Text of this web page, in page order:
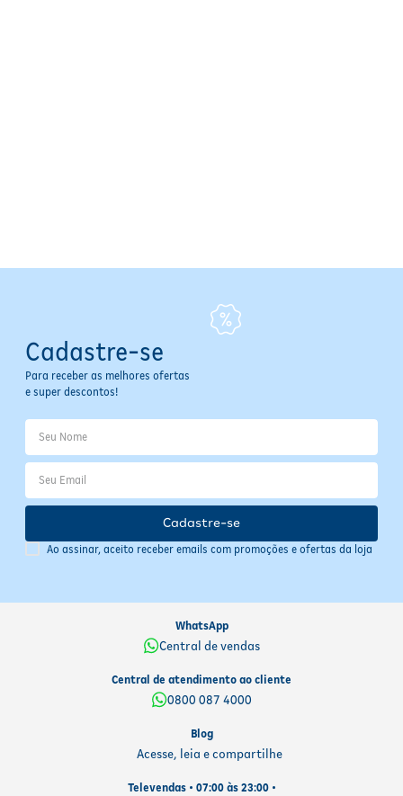
Cadastre-se
Para receber as melhores ofertas
e super descontos!
Ao assinar, aceito receber emails com promoções e ofertas da loja
Cadastre-se
WhatsApp
Central de vendas
Central de atendimento ao cliente
0800 087 4000
Blog
Acesse, leia e compartilhe
Televendas • 07:00 às 23:00 •